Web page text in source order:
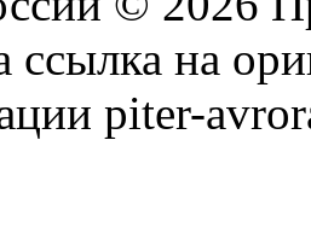
ссылка на
piter-